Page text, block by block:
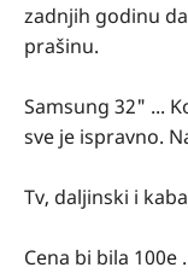
zadnjih godinu
prašinu.
Samsung 32" ...
sve je ispravno.
Tv, daljinski i
Cena bi bila 100e